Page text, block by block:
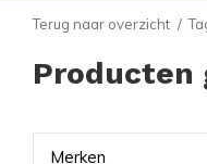
Terug naar overzicht
Producten
Merken